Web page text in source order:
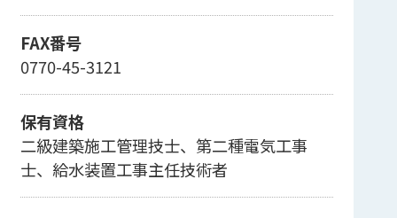
FAX番号
0770-45-3121
保有資格
二級建築施工管理技士、第二種電気工事
士、給水装置工事主任技術者